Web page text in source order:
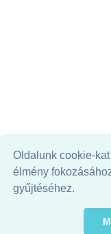
Oldalunk cookie-
élmény
gyűjtéséhez.